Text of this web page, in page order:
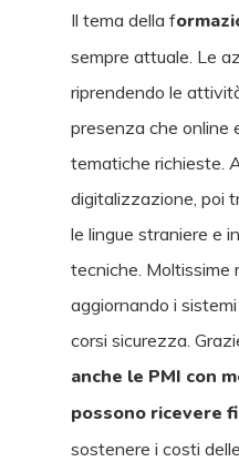
Il tema della f
sempre attuale. Le
riprendendo le
presenza che online
tematiche richieste.
digitalizzazione, poi
le lingue straniere e
tecniche. Moltissime
aggiornando i
corsi sicurezza.
anche le PMI con
possono ricevere
sostenere i costi